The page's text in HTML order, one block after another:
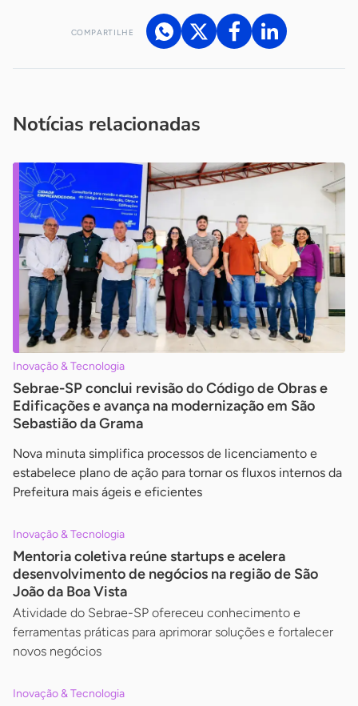
COMPARTILHE
Notícias relacionadas
Inovação & Tecnologia
Sebrae-SP conclui revisão do Código de Obras e
Edificações e avança na modernização em São
Sebastião da Grama
Nova minuta simplifica processos de licenciamento e
estabelece plano de ação para tornar os fluxos internos da
Prefeitura mais ágeis e eficientes
Inovação & Tecnologia
Mentoria coletiva reúne startups e acelera
desenvolvimento de negócios na região de São
João da Boa Vista
Atividade do Sebrae-SP ofereceu conhecimento e
ferramentas práticas para aprimorar soluções e fortalecer
novos negócios
Inovação & Tecnologia